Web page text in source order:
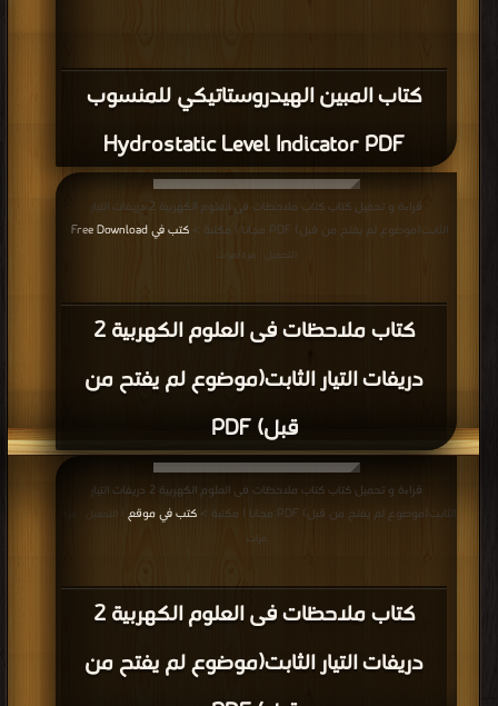
كتاب المبين الهيدروستاتيكي للمنسوب
Hydrostatic Level Indicator PDF
كتاب ملاحظات فى العلوم الكهربية 2
دريفات التيار الثابت(موضوع لم يفتح من
قبل) PDF
قراءة و تحميل كتاب كتاب ملاحظات فى العلوم الكهربية 2 دريفات التيار
الثابت(موضوع لم يفتح من قبل) PDF مجانا | مكتبة >
كتب في Free Download
التحميل : مرة/مرات
كتاب ملاحظات فى العلوم الكهربية 2
دريفات التيار الثابت(موضوع لم يفتح من
قراءة و تحميل كتاب كتاب ملاحظات فى العلوم الكهربية 2 دريفات التيار
الثابت(موضوع لم يفتح من قبل) PDF مجانا | مكتبة >
كتب في موقع | التحميل : مرة/
مرات